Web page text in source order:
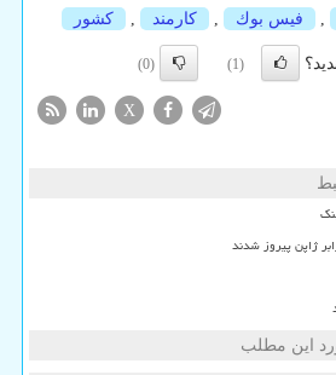
, فیس بوك , كارمند , كشور
(1)
(0)
X
ژاپن پیروز شدند
این مطلب